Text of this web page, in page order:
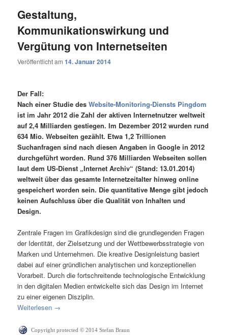
Gestaltung,
Kommunikationswirkung und
Vergütung von Internetseiten
Veröffentlicht am14. Januar 2014
Der Fall:
Nach einer Studie desWebsite-Monitoring-Diensts Pingdom
ist im Jahr 2012 die Zahl der aktiven Internetnutzer weltweit
auf 2,4 Milliarden gestiegen. Im Dezember 2012 wurden rund
634 Mio. Webseiten gezählt. Etwa 1,2 Trillionen
Suchanfragen sind nach diesen Angaben in Google in 2012
durchgeführt worden. Rund 376 Milliarden Webseiten sollen
laut dem US-Dienst „Internet Archiv“ (Stand: 13.01.2014)
weltweit über das gesamte Internetzeitalter hinweg online
gespeichert worden sein. Die quantitative Menge gibt jedoch
keinen Aufschluss über die Qualität von Inhalten und
Design.
Zentrale Fragen im Grafikdesign sind die grundlegenden Fragen
der Identität, der Zielsetzung und der Wettbewerbsstrategie von
Marken und Unternehmen. Die kreative Designleistung basiert
dabei auf einer gründlichen analytischen und konzeptionellen
Vorarbeit. Durch die fortschreitende technologische Entwicklung
in den digitalen Medien entwickelte sich das Design im Internet
zu einer eigenen Disziplin.
Weiterlesen →
Copyright protected © 2014 Stefan Braun